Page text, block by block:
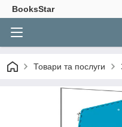
BooksStar
Товари та послуги